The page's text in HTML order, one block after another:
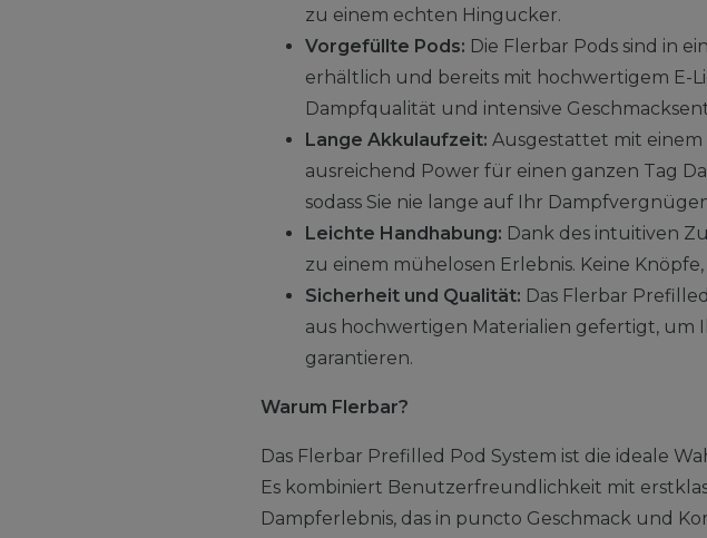
zu einem echten Hingucker.
Vorgefüllte Pods: Die Flerbar Pods sind in
erhältlich und bereits mit hochwertigem E-
Dampfqualität und intensive
Lange Akkulaufzeit: Ausgestattet mit einem
ausreichend Power für einen ganzen Tag
sodass Sie nie lange auf Ihr
Leichte Handhabung: Dank des intuitiven
zu einem mühelosen Erlebnis. Keine
Sicherheit und Qualität: Das Flerbar
aus hochwertigen Materialien gefertigt, um
garantieren.
Warum Flerbar?
Das Flerbar Prefilled Pod System ist die ideale
Es kombiniert Benutzerfreundlichkeit mit
Dampferlebnis, das in puncto Geschmack und